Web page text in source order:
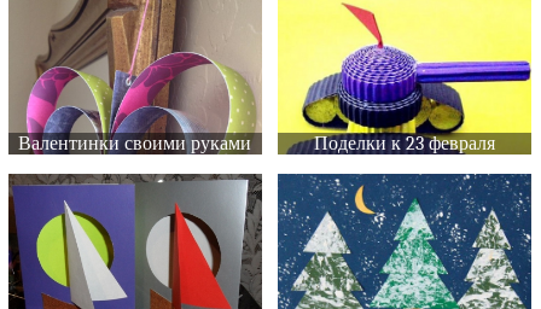
Валентинки своими руками Поделки к 23 февраля